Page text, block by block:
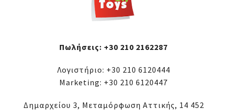
Πωλήσεις: +30 210 2162287
Λογιστήριο: +30 210 6120444
Marketing: +30 210 6120447
Δημαρχείου 3, Μεταμόρφωση Αττικής, 14 452